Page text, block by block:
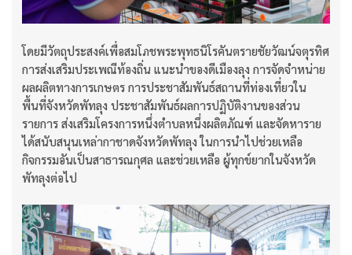
โดยมีวัตถุประสงค์เพื่อสมโภชพระพุทธนิโรคันตรายชัยวัฒน์จตุรทิศ
การส่งเสริมประเพณีท้องถิ่น แนะนำของดีเมืองลุง การจัดจำหน่าย
ผลผลิตทางการเกษตร การประชาสัมพันธ์สถานที่ท่องเที่ยวใน
พื้นที่จังหวัดพัทลุง ประชาสัมพันธ์ผลการปฏิบัติงานของส่วน
รายการ ส่งเสริมโครงการหนึ่งตำบลหนึ่งผลิตภัณฑ์ และจัดหาราย
ได้สนับสนุนเหล่ากาชาดจังหวัดพัทลุง ในการนำไปช่วยเหลือ
กิจกรรมอันเป็นสาธารณกุศล และช่วยเหลือ ผู้ทุกข์ยากในจังหวัด
พัทลุงต่อไป